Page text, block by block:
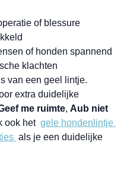
of blessure
of honden spannend
klachten
van een geel lintje.
extra duidelijke
me ruimte, Aub niet
ook het gele hondenlintje
als je een duidelijke